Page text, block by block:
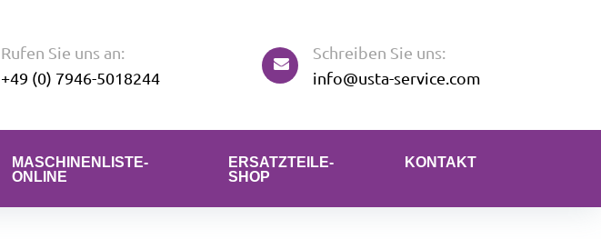
Rufen Sie uns an:
+49 (0) 7946-5018244
Schreiben Sie uns:
info@usta-service.com
MASCHINENLISTE-
ONLINE
ERSATZTEILE-
SHOP
KONTAKT